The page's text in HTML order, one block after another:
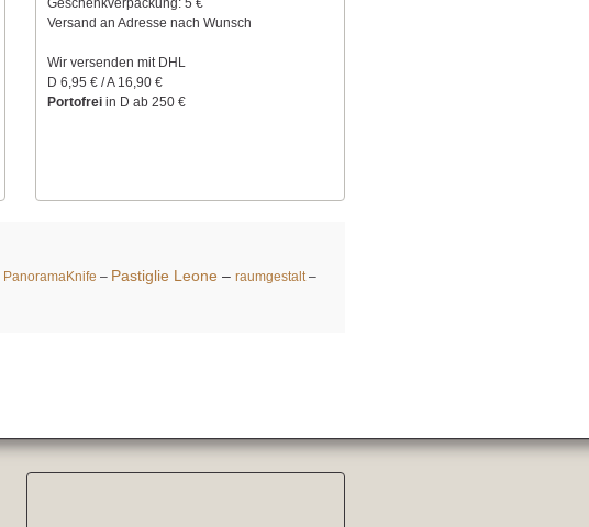
Geschenkverpackung: 5 €
Versand an Adresse nach Wunsch
Wir versenden mit DHL
D 6,95 € / A 16,90 €
Portofrei in D ab 250 €
PanoramaKnife – Pastiglie Leone – raumgestalt–